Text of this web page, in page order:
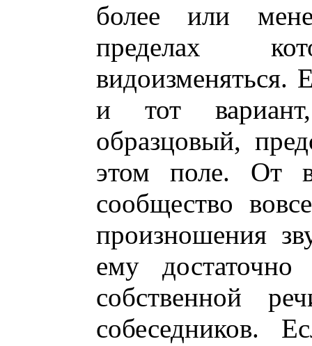
более или
пределах
видоизменяться.
и тот
образцовый,
этом поле. От
сообщество
произношения
ему
собственной
собеседников.